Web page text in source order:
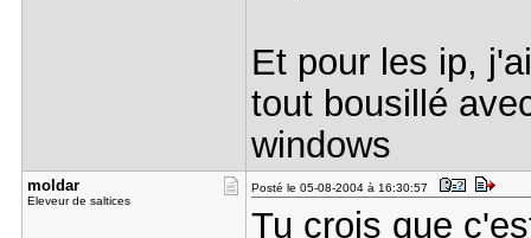
Et pour les ip,
tout bousillé
windows
moldar
Eleveur de saltices
Posté le 05-08-2004 à 16:30:57
Tu crois que